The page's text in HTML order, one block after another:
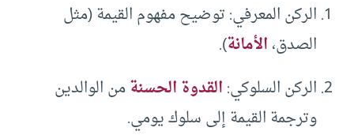
الركن المعرفي: توضيح مفهوم القيمة (مثل
الصدق،الأمانة).
الركن السلوكي:القدوة الحسنةمن الوالدين
وترجمة القيمة إلى سلوك يومي.